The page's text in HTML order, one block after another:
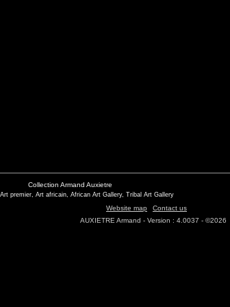
Collection Armand Auxietre
premier, Art africain, African Art Gallery, Tribal Art Gallery
Website map
Contact us
AUXIETRE Armand - Version : 4.0037 - ©2026